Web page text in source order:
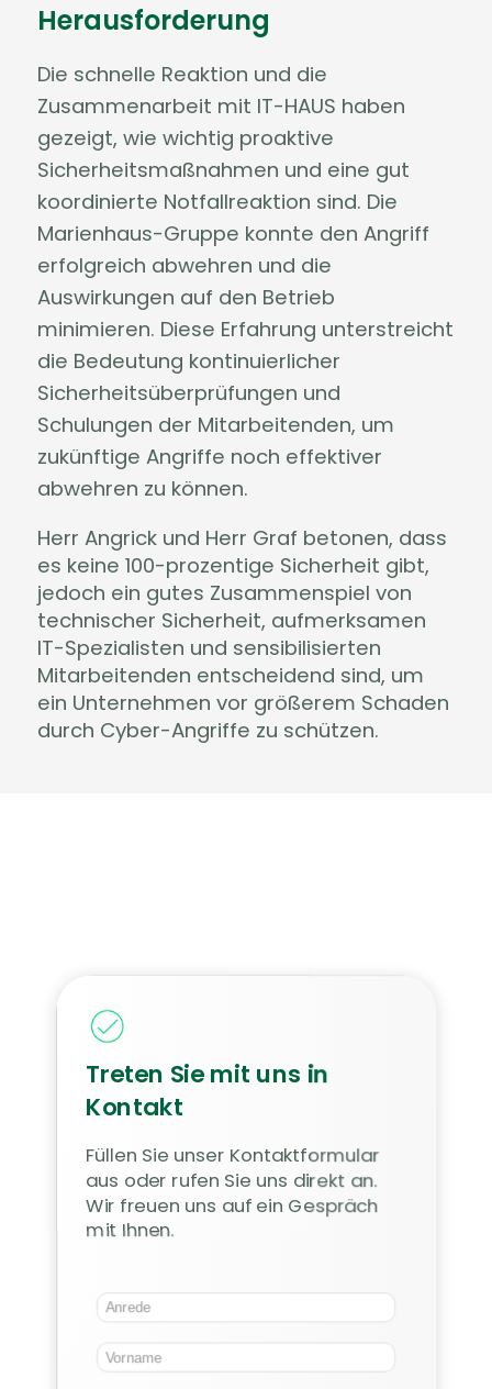
Herausforderung
Die schnelle Reaktion und die
Zusammenarbeit mit IT-HAUS haben
gezeigt, wie wichtig proaktive
Sicherheitsmaßnahmen und eine gut
koordinierte Notfallreaktion sind. Die
Marienhaus-Gruppe konnte den Angriff
erfolgreich abwehren und die
Auswirkungen auf den Betrieb
minimieren. Diese Erfahrung unterstreicht
die Bedeutung kontinuierlicher
Sicherheitsüberprüfungen und
Schulungen der Mitarbeitenden, um
zukünftige Angriffe noch effektiver
abwehren zu können.
Herr Angrick und Herr Graf betonen, dass
es keine 100-prozentige Sicherheit gibt,
jedoch ein gutes Zusammenspiel von
technischer Sicherheit, aufmerksamen
IT-Spezialisten und sensibilisierten
Mitarbeitenden entscheidend sind, um
ein Unternehmen vor größerem Schaden
durch Cyber-Angriffe zu schützen.
Treten Sie mit uns in
Kontakt
Füllen Sie unser Kontaktformular
aus oder rufen Sie uns direkt an.
Wir freuen uns auf ein Gespräch
mit Ihnen.